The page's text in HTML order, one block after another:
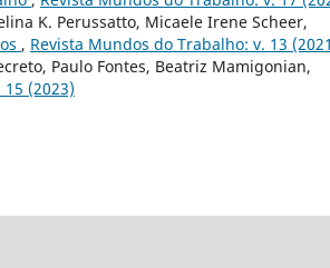
K. Perussatto, Micaele Irene Scheer,
, Revista Mundos do Trabalho: v. 13
Paulo Fontes, Beatriz Mamigonian,
(2023)